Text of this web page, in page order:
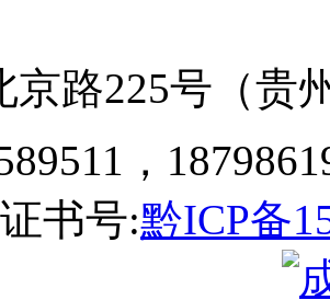
京路225号（贵
，
书号:黔ICP备